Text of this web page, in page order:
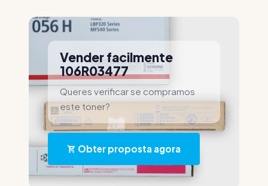
Vender facilmente
106R03477
Queres verificar se compramos
este toner?
Obter proposta agora